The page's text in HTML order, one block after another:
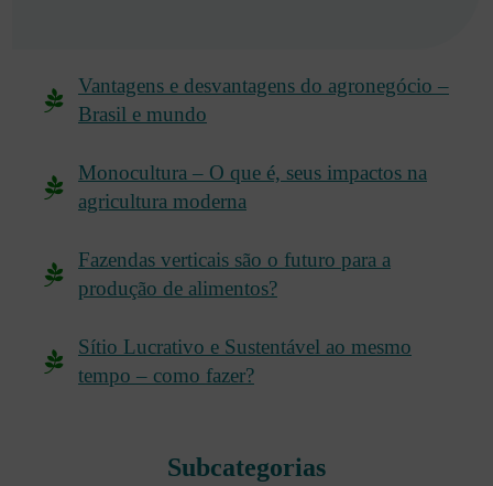
Vantagens e desvantagens do agronegócio –
Brasil e mundo
Monocultura – O que é, seus impactos na
agricultura moderna
Fazendas verticais são o futuro para a
produção de alimentos?
Sítio Lucrativo e Sustentável ao mesmo
tempo – como fazer?
Subcategorias